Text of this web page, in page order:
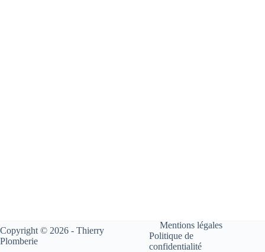
Copyright © 2026 - Thierry
Plomberie
Mentions légales
Politique de
confidentialité